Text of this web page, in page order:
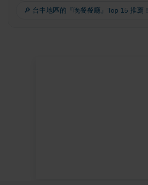
🔎 台中地區的『晚餐餐廳』Top 15 推薦！